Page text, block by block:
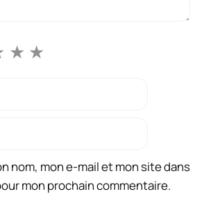
★
★
nom, mon e-mail et mon site dans
mon prochain commentaire.